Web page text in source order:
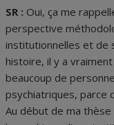
SR : Oui, ça me
perspective
institutionnelles et de
histoire, il y a
beaucoup de
psychiatriques, parce
Au début de ma